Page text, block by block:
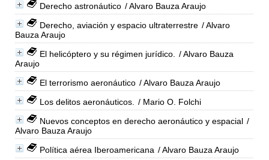
Derecho astronáutico / Alvaro Bauza Araujo
Derecho, aviación y espacio ultraterrestre / Alvaro
Bauza Araujo
El helicóptero y su régimen jurídico.
/ Alvaro Bauza
Araujo
El terrorismo aeronáutico / Alvaro Bauza Araujo
Los delitos aeronáuticos.
/ Mario O. Folchi
Nuevos conceptos en derecho aeronáutico y espacial /
Alvaro Bauza Araujo
Política aérea Iberoamericana / Alvaro Bauza Araujo